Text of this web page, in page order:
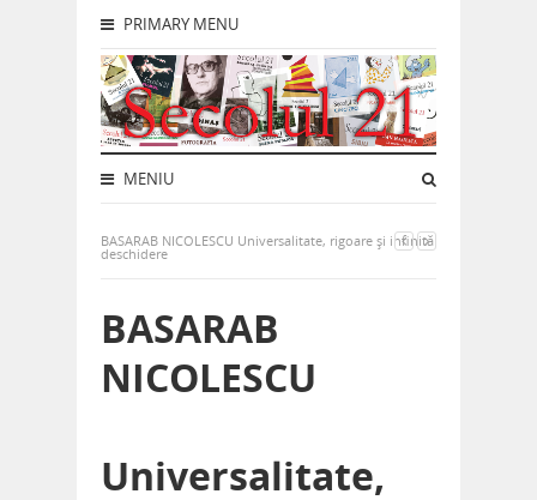
PRIMARY MENU
MENIU
BASARAB NICOLESCU Universalitate, rigoare și infinită
deschidere
BASARAB
NICOLESCU
Universalitate,